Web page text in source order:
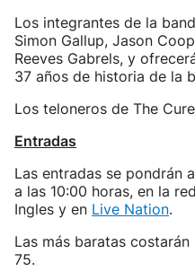
Los integrantes de la
Simon Gallup, Jason
Reeves Gabrels, y
37 años de historia de la
Los teloneros de The
Entradas
Las entradas se pondrán
a las 10:00 horas, en la
Ingles y en Live Nation.
Las más baratas
75.